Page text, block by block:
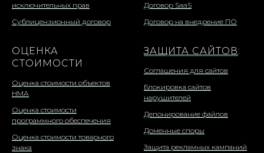
исключительных прав
Сублицензионный договор
Договор SaaS
Договор на внедрение ПО
ОЦЕНКА
СТОИМОСТИ
Оценка стоимости объектов
НМА
Оценка стоимости
программного обеспечения
Оценка стоимости товарного
знака
ЗАЩИТА САЙТОВ:
Соглашения для сайтов
Блокировка сайтов
нарушителей
Депонирование файлов
Доменные споры
Защита рекламных кампаний